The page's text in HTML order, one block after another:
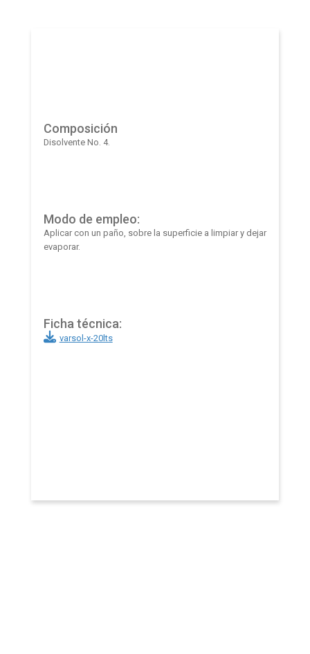
Composición
Disolvente No. 4.
Modo de empleo:
Aplicar con un paño, sobre la superficie a limpiar y dejar
evaporar.
Ficha técnica:
varsol-x-20lts